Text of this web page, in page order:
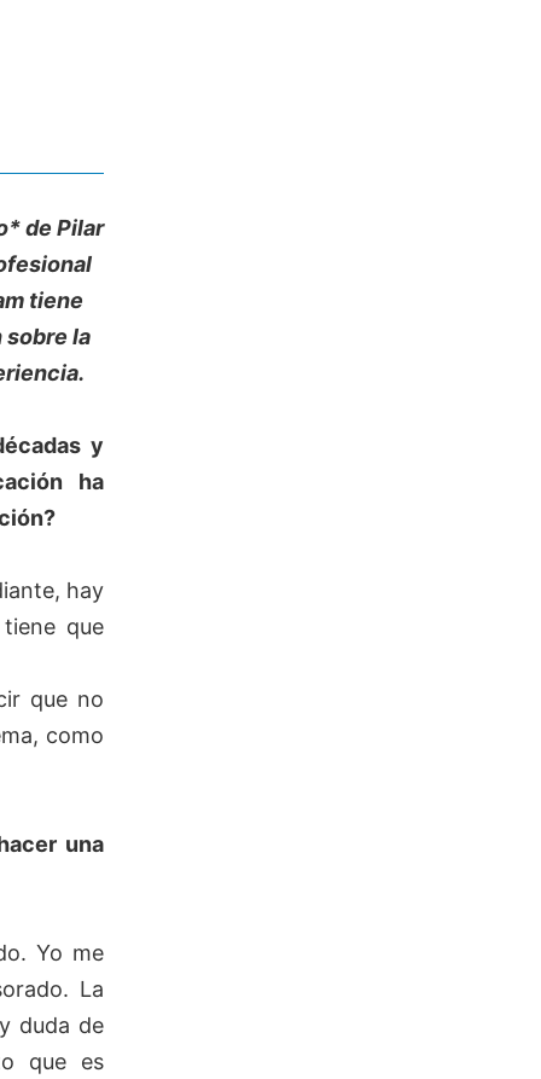
de Pilar
tiene
sobre la
y
ha
hay
que
que no
como
una
Yo me
La
duda de
que es